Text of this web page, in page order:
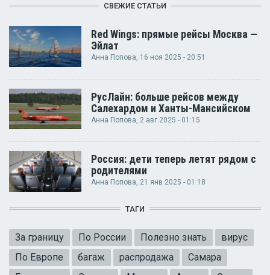
СВЕЖИЕ СТАТЬИ
Red Wings: прямые рейсы Москва —
Эйлат
Анна Попова, 16 ноя 2025 - 20:51
РусЛайн: больше рейсов между
Салехардом и Ханты-Мансийском
Анна Попова , 2 авг 2025 - 01:15
Россия: дети теперь летят рядом с
родителями
Анна Попова, 21 янв 2025 - 01:18
ТАГИ
За границу По России Полезно знать
вирус
По Европе
багаж распродажа
Самара